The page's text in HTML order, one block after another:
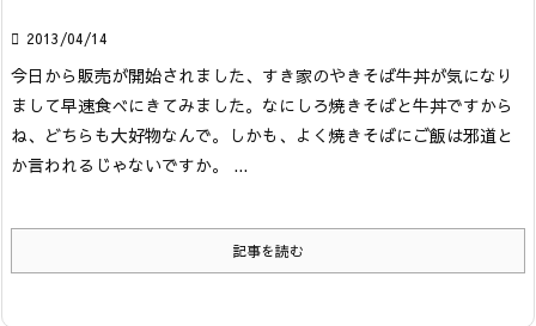
 2013/04/14
今日から販売が開始されました、すき家のやきそば牛丼が気になり
まして早速食べにきてみました。 なにしろ焼きそばと牛丼ですから
ね、どちらも大好物なんで。しかも、よく焼きそばにご飯は邪道と
か言われるじゃないですか。
...
記事を読む